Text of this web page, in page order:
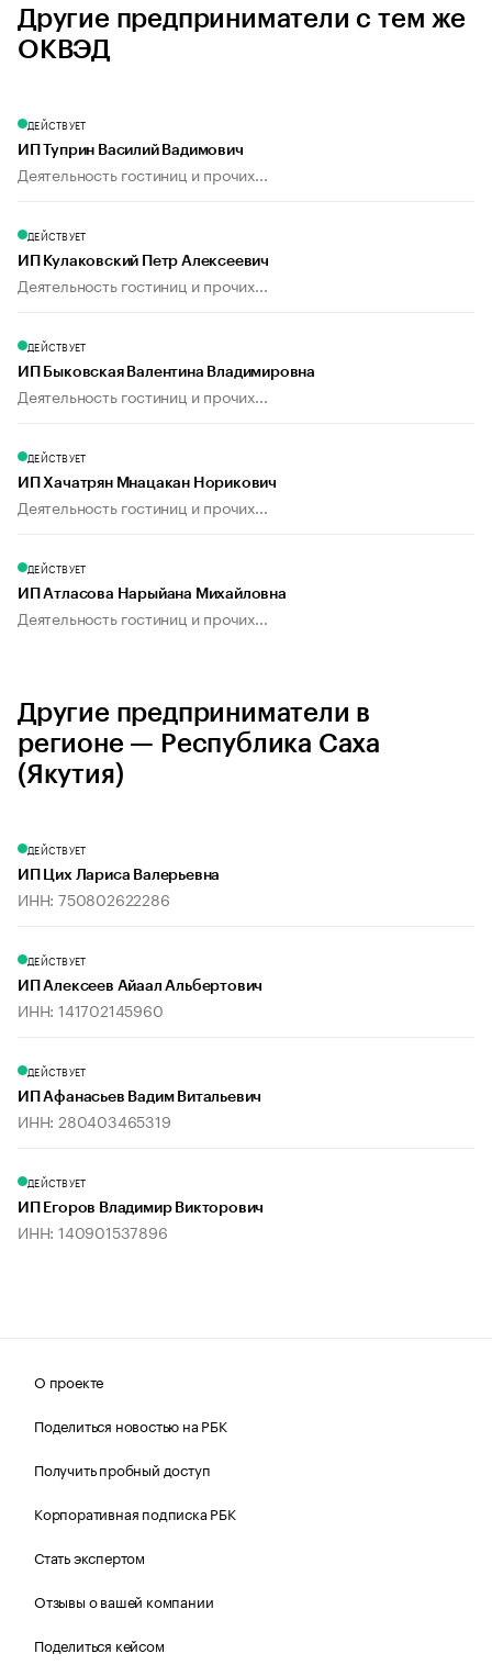
Другие предприниматели с тем же
ОКВЭД
ДЕЙСТВУЕТ
ИП Туприн Василий Вадимович
Деятельность гостиниц и прочих...
ДЕЙСТВУЕТ
ИП Кулаковский Петр Алексеевич
Деятельность гостиниц и прочих...
ДЕЙСТВУЕТ
ИП Быковская Валентина Владимировна
Деятельность гостиниц и прочих...
ДЕЙСТВУЕТ
ИП Хачатрян Мнацакан Норикович
Деятельность гостиниц и прочих...
ДЕЙСТВУЕТ
ИП Атласова Нарыйана Михайловна
Деятельность гостиниц и прочих...
Другие предприниматели в
регионе — Республика Саха
(Якутия)
ДЕЙСТВУЕТ
ИП Цих Лариса Валерьевна
ИНН: 750802622286
ДЕЙСТВУЕТ
ИП Алексеев Айаал Альбертович
ИНН: 141702145960
ДЕЙСТВУЕТ
ИП Афанасьев Вадим Витальевич
ИНН: 280403465319
ДЕЙСТВУЕТ
ИП Егоров Владимир Викторович
ИНН: 140901537896
О проекте
Поделиться новостью на РБК
Получить пробный доступ
Корпоративная подписка РБК
Стать экспертом
Отзывы о вашей компании
Поделиться кейсом